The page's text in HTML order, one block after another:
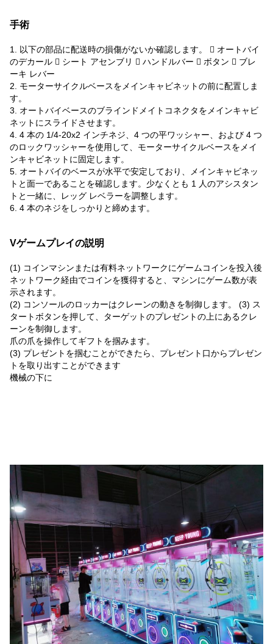
手術
1. 以下の部品に配送時の損傷がないか確認します。  オートバイ
のデカール  シート アセンブリ  ハンドルバー  ボタン  ブレ
ーキ レバー
2. モーターサイクルベースをメインキャビネットの前に配置しま
す。
3. オートバイベースのブラインドメイトコネクタをメインキャビ
ネットにスライドさせます。
4. 4 本の 1/4-20x2 インチネジ、4 つの平ワッシャー、および 4 つ
のロックワッシャーを使用して、モーターサイクルベースをメイ
ンキャビネットに固定します。
5. オートバイのベースが水平で安定しており、メインキャビネッ
トと面一であることを確認します。少なくとも 1 人のアシスタン
トと一緒に、レッグ レベラーを調整します。
6. 4 本のネジをしっかりと締めます。
Vゲームプレイの説明
(1) コインマシンまたは有料ネットワークにゲームコインを投入後
ネットワーク経由でコインを獲得すると、マシンにゲーム数が表
示されます。
(2) コンソールのロッカーはクレーンの動きを制御します。 (3) ス
タートボタンを押して、ターゲットのプレゼントの上にあるクレ
ーンを制御します。
爪の爪を操作してギフトを掴みます。
(3) プレゼントを掴むことができたら、プレゼント口からプレゼン
トを取り出すことができます
機械の下に